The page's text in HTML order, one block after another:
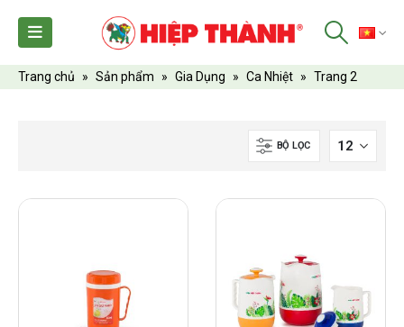
Trang chủ » Sản phẩm » Gia Dụng » Ca Nhiệt » Trang 2
BỘ LỌC